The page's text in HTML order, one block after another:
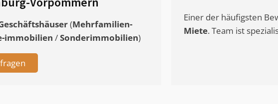
(Mehrfamilien-
immobilien /Sonderimmobilien)
Einer der häufigsten
Miete. Team ist